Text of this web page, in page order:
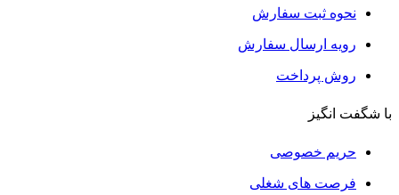
نحوه ثبت سفارش
رویه ارسال سفارش
روش پرداخت
با شگفت انگیز
حریم خصوصی
فرصت های شغلی